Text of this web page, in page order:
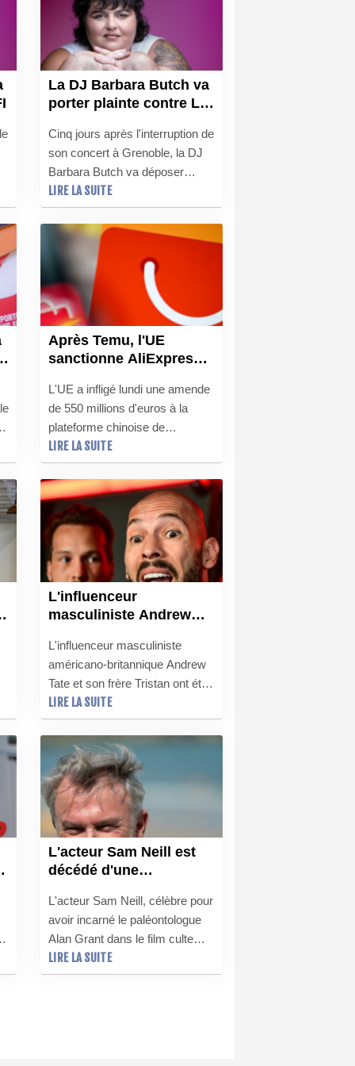
super-héros Marvel.
La DJ Barbara Butch va
porter plainte contre La
Cinq jours après l'interruption de
son concert à Grenoble, la DJ
Barbara Butch va déposer
plusieurs plaintes jeudi,
notamment pour provocation à
la haine et à la violence, contre
La France insoumise, déjà sous
le feu des critiques d'une
immense majorité de la classe
politique.
LIRE LA SUITE
Après Temu, l'UE
sanctionne AliExpress
produits illégaux
L'UE a infligé lundi une amende
de 550 millions d'euros à la
plateforme chinoise de
commerce en ligne AliExpress,
filiale du géant Alibaba, pour
avoir permis la vente aux
consommateurs européens de
produits illégaux, dont des
jouets dangereux et des
vêtements contrefaits.
LIRE LA SUITE
L'influenceur
masculiniste Andrew
aux Etats-Unis
L'influenceur masculiniste
américano-britannique Andrew
Tate et son frère Tristan ont été
arrêtés samedi à Miami, aux
Etats-Unis, à la demande du
Royaume-Uni qui réclame leur
extradition pour viols présumés.
LIRE LA SUITE
L'acteur Sam Neill est
décédé d'une
agent
L'acteur Sam Neill, célèbre pour
avoir incarné le paléontologue
Alan Grant dans le film culte
"Jurassic Park", est décédé
d'une pneumonie, a indiqué
LIRE LA SUITE